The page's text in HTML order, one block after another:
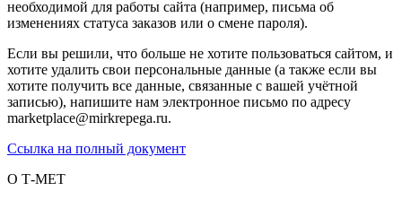
необходимой для работы сайта (например, письма об
изменениях статуса заказов или о смене пароля).
Если вы решили, что больше не хотите пользоваться сайтом, и
хотите удалить свои персональные данные (а также если вы
хотите получить все данные, связанные с вашей учётной
записью), напишите нам электронное письмо по адресу
marketplace@mirkrepega.ru.
Ссылка на полный документ
О Т-МЕТ